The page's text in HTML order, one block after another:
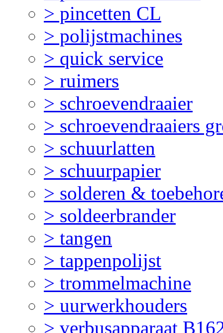
> pincetten CL
> polijstmachines
> quick service
> ruimers
> schroevendraaier
> schroevendraaiers
> schuurlatten
> schuurpapier
> solderen &
> soldeerbrander
> tangen
> tappenpolijst
> trommelmachine
> uurwerkhouders
> verbusapparaat